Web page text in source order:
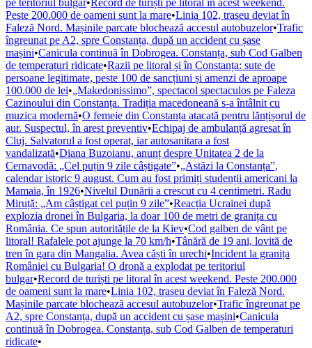
pe teritoriul bulgar•Record de turiști pe litoral în acest weekend.
Peste 200.000 de oameni sunt la mare•Linia 102, traseu deviat în
Faleză Nord. Mașinile parcate blochează accesul autobuzelor•Trafic
îngreunat pe A2, spre Constanța, după un accident cu șase
mașini•Canicula continuă în Dobrogea. Constanța, sub Cod Galben
de temperaturi ridicate•Razii pe litoral și în Constanța: sute de
persoane legitimate, peste 100 de sancțiuni și amenzi de aproape
100.000 de lei•„Makedonissimo”, spectacol spectaculos pe Faleza
Cazinoului din Constanța. Tradiția macedoneană s-a întâlnit cu
muzica modernă•O femeie din Constanța atacată pentru lănțișorul de
aur. Suspectul, în arest preventiv•Echipaj de ambulanță agresat în
Cluj. Salvatorul a fost operat, iar autosanitara a fost
vandalizată•Diana Buzoianu, anunț despre Unitatea 2 de la
Cernavodă: „Cel puțin 9 zile câștigate”•„Astăzi la Constanța”,
calendar istoric 9 august. Cum au fost primiți studenții americani la
Mamaia, în 1926•Nivelul Dunării a crescut cu 4 centimetri. Radu
Miruță: „Am câștigat cel puțin 9 zile”•Reacția Ucrainei după
explozia dronei în Bulgaria, la doar 100 de metri de granița cu
România. Ce spun autoritățile de la Kiev•Cod galben de vânt pe
litoral! Rafalele pot ajunge la 70 km/h•Tânără de 19 ani, lovită de
tren în gara din Mangalia. Avea căști în urechi•Incident la granița
României cu Bulgaria! O dronă a explodat pe teritoriul
bulgar•Record de turiști pe litoral în acest weekend. Peste 200.000
de oameni sunt la mare•Linia 102, traseu deviat în Faleză Nord.
Mașinile parcate blochează accesul autobuzelor•Trafic îngreunat pe
A2, spre Constanța, după un accident cu șase mașini•Canicula
continuă în Dobrogea. Constanța, sub Cod Galben de temperaturi
ridicate•